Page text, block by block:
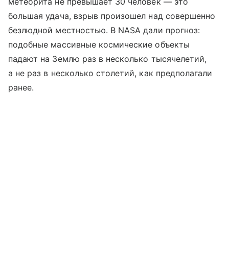
большая удача, взрыв произошел над совершенно
безлюдной местностью. В NASA дали прогноз:
подобные массивные космические объекты
падают на Землю раз в несколько тысячелетий,
а не раз в несколько столетий, как предполагали
ранее.